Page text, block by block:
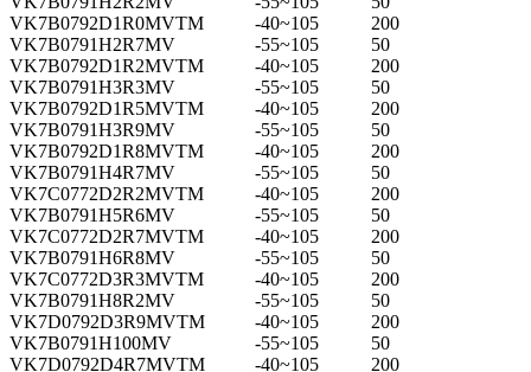
VK7B0792D1R0MVTM
-40~105
200
VK7B0791H2R7MV
-55~105
50
VK7B0792D1R2MVTM
-40~105
200
VK7B0791H3R3MV
-55~105
50
VK7B0792D1R5MVTM
-40~105
200
VK7B0791H3R9MV
-55~105
50
VK7B0792D1R8MVTM
-40~105
200
VK7B0791H4R7MV
-55~105
50
VK7C0772D2R2MVTM
-40~105
200
VK7B0791H5R6MV
-55~105
50
VK7C0772D2R7MVTM
-40~105
200
VK7B0791H6R8MV
-55~105
50
VK7C0772D3R3MVTM
-40~105
200
VK7B0791H8R2MV
-55~105
50
VK7D0792D3R9MVTM
-40~105
200
VK7B0791H100MV
-55~105
50
VK7D0792D4R7MVTM
-40~105 200